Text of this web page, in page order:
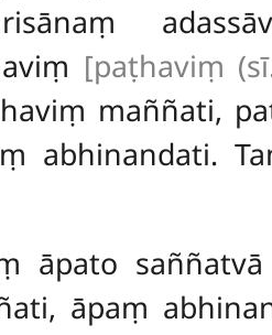
[paṭhaviṃ
maññati,
abhinandati.
āpato
āpaṃ